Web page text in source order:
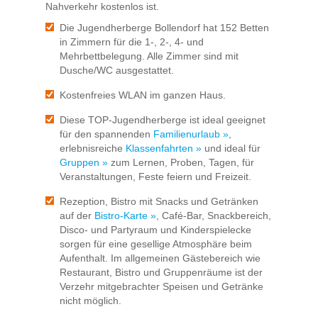
Nahverkehr kostenlos ist.
Die Jugendherberge Bollendorf hat 152 Betten
in Zimmern für die 1-, 2-, 4- und
Mehrbettbelegung. Alle Zimmer sind mit
Dusche/WC ausgestattet.
Kostenfreies WLAN im ganzen Haus.
Diese TOP-Jugendherberge ist ideal geeignet
für den spannenden Familienurlaub »,
erlebnisreiche Klassenfahrten » und ideal für
Gruppen » zum Lernen, Proben, Tagen, für
Veranstaltungen, Feste feiern und Freizeit.
Rezeption, Bistro mit Snacks und Getränken
auf der Bistro-Karte », Café-Bar, Snackbereich,
Disco- und Partyraum und Kinderspielecke
sorgen für eine gesellige Atmosphäre beim
Aufenthalt. Im allgemeinen Gästebereich wie
Restaurant, Bistro und Gruppenräume ist der
Verzehr mitgebrachter Speisen und Getränke
nicht möglich.